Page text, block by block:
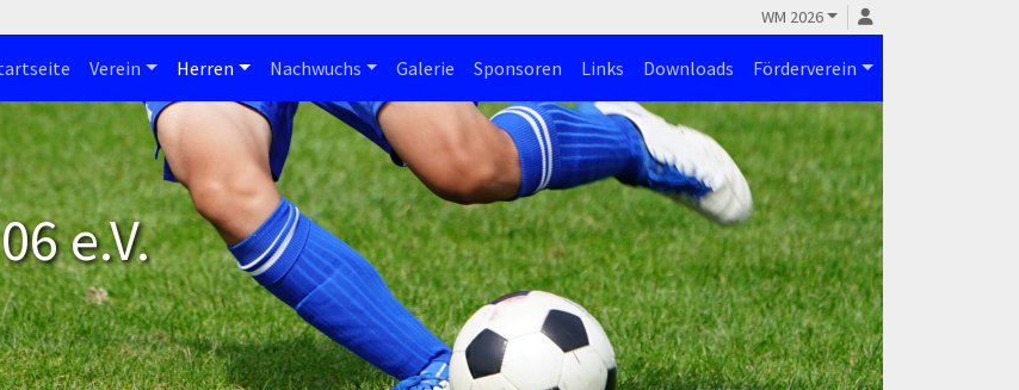
WM 2026
Verein Herren Nachwuchs Galerie Sponsoren Links Downloads Förderverein
e.V.